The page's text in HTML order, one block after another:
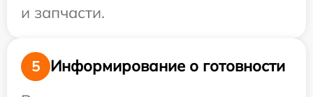
и запчасти.
5
Информирование о готовности